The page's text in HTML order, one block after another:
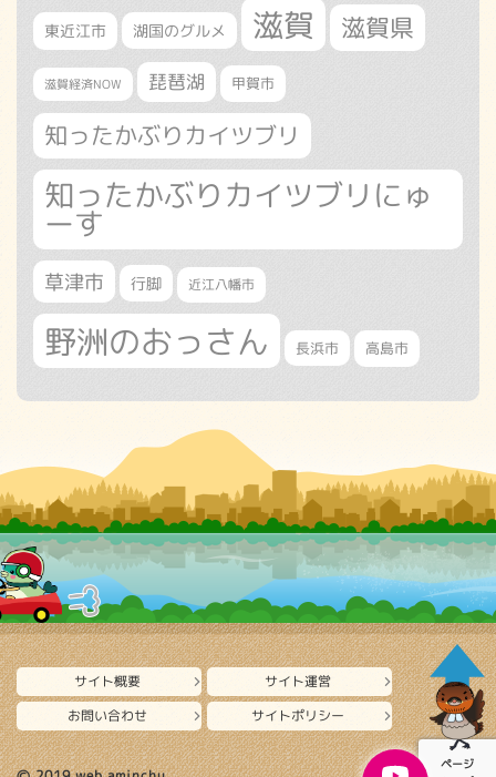
東近江市 湖国のグルメ 滋賀 滋賀県
滋賀経済NOW 琵琶湖 甲賀市
知ったかぶりカイツブリ
知ったかぶりカイツブリにゅ
ーす
草津市 行脚 近江八幡市
野洲のおっさん 長浜市 高島市
サイト概要
サイト運営
お問い合わせ
サイトポリシー
ページ